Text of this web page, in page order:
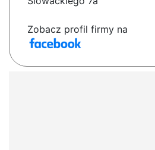
Zobacz profil firmy na